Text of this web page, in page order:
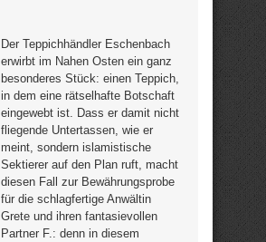
Der Teppichhändler Eschenbach
erwirbt im Nahen Osten ein ganz
besonderes Stück: einen Teppich,
in dem eine rätselhafte Botschaft
eingewebt ist. Dass er damit nicht
fliegende Untertassen, wie er
meint, sondern islamistische
Sektierer auf den Plan ruft, macht
diesen Fall zur Bewährungsprobe
für die schlagfertige Anwältin
Grete und ihren fantasievollen
Partner F.: denn in diesem